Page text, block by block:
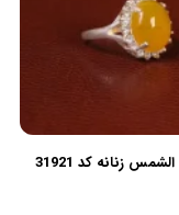
زنانه کد 31921